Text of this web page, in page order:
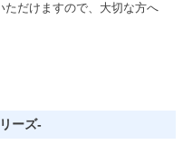
だけますので、大切な方へ
ーズ-